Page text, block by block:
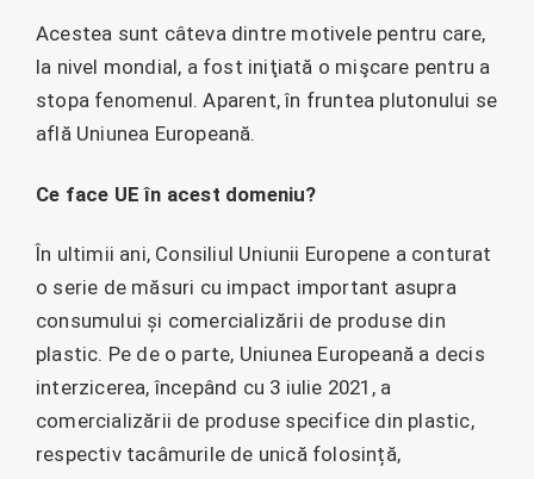
Acestea sunt câteva dintre motivele pentru care,
la nivel mondial, a fost iniţiată o mişcare pentru a
stopa fenomenul. Aparent, în fruntea plutonului se
află Uniunea Europeană.
Ce face UE în acest domeniu?
În ultimii ani, Consiliul Uniunii Europene a conturat
o serie de măsuri cu impact important asupra
consumului și comercializării de produse din
plastic. Pe de o parte, Uniunea Europeană a decis
interzicerea, începând cu 3 iulie 2021, a
comercializării de produse specifice din plastic,
respectiv tacâmurile de unică folosință,